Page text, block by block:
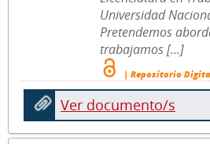
Universidad
Pretendemos
trabajamos [...]
| Repositorio
Ver documento/s